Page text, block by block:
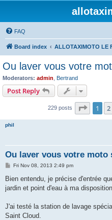
FAQ
Board index ALLOTAXIMOTO LE
Ou laver vous votre
Moderators: admin Bertrand
Post Reply
229 posts Page 1
1 2
phil
Ou laver vous votre moto
P
s
Fri Nov 08, 2013 2:49 pm
Bien entendu, je précise d'entrée
jardin et point d'eau à ma
J'ai testé la station de lavage
Saint Cloud.